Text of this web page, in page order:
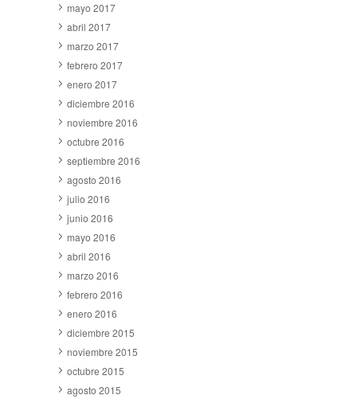
mayo 2017
abril 2017
marzo 2017
febrero 2017
enero 2017
diciembre 2016
noviembre 2016
octubre 2016
septiembre 2016
agosto 2016
julio 2016
junio 2016
mayo 2016
abril 2016
marzo 2016
febrero 2016
enero 2016
diciembre 2015
noviembre 2015
octubre 2015
agosto 2015